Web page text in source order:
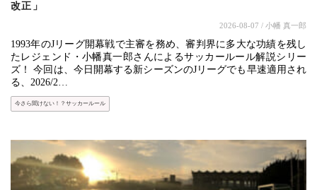
改正」
2026-08-07 / 小幡 真一郎
1993年のJリーグ開幕戦で主審を務め、審判界に多大な功績を残し
たレジェンド・小幡真一郎さんによるサッカールール解説シリー
ズ！ 今回は、今日開幕する新シーズンのJリーグでも早速適用され
る、2026/2…
今さら聞けない！？サッカールール